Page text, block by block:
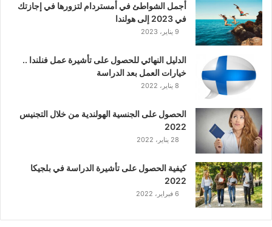
أجمل الشواطئ في أمستردام لتزورها في إجازتك
في 2023 إلى هولندا
9 يناير، 2023
الدليل النهائي للحصول على تأشيرة عمل فنلندا ..
خيارات العمل بعد الدراسة
8 يناير، 2022
الحصول على الجنسية الهولندية من خلال التجنيس
2022
28 يناير، 2022
كيفية الحصول على تأشيرة الدراسة في بلجيكا
2022
6 فبراير، 2022